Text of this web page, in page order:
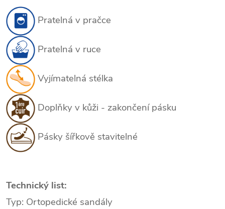
Pratelná v pračce
Pratelná v ruce
Vyjímatelná stélka
Doplňky v kůži - zakončení pásku
Pásky šířkově stavitelné
Technický list:
Typ: Ortopedické sandály